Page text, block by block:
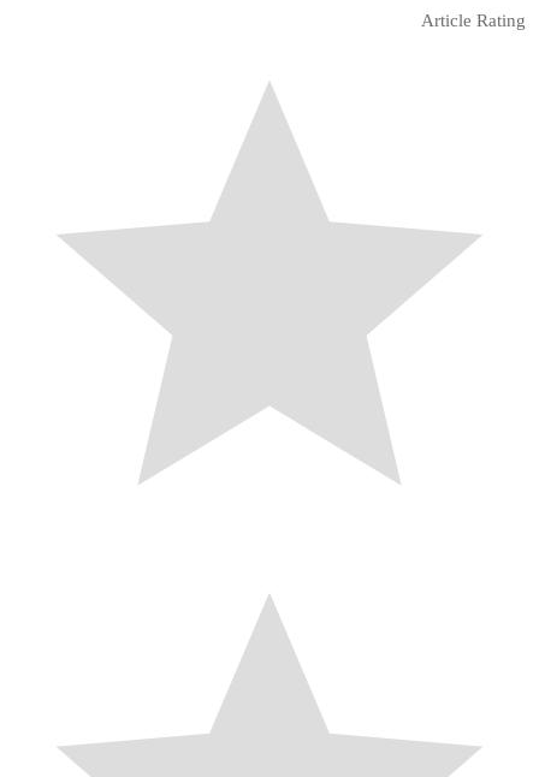
Article Rating